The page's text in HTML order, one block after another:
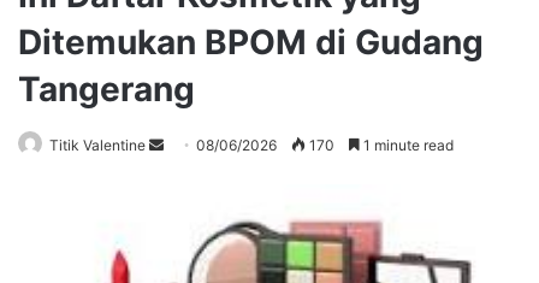
Ditemukan BPOM di Gudang
Tangerang
Titik Valentine
Send08/06/2026 170 1 minute read